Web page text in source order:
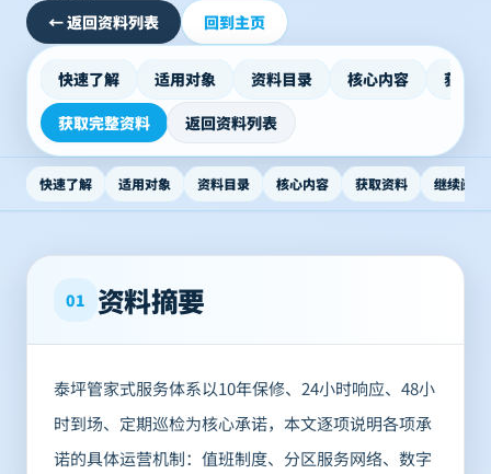
←返回资料列表 回到主页
快速了解 适用对象 资料目录 核心内容
获取
获取完整资料
返回资料列表
快速了解 适用对象 资料目录 核心内容 获取资料 继续阅读
01 资料摘要
泰坪管家式服务体系以10年保修、24小时响应、48小
时到场、定期巡检为核心承诺，本文逐项说明各项承
诺的具体运营机制：值班制度、分区服务网络、数字